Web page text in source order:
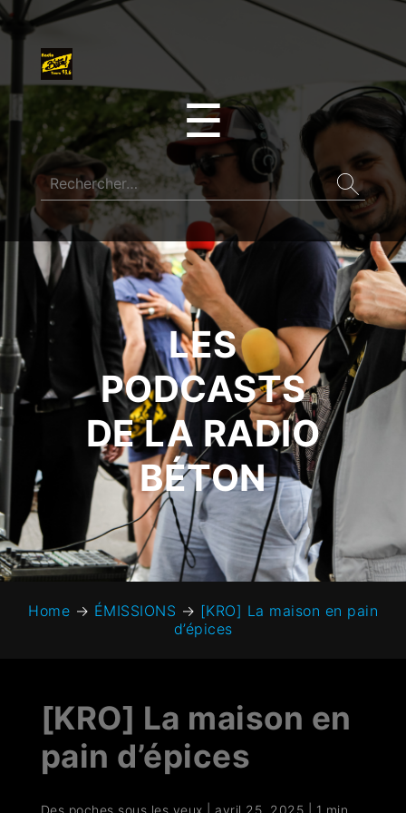
☰
LES
PODCASTS
DE LA RADIO
BÉTON
Home → ÉMISSIONS → [KRO] La maison en pain
d’épices
[KRO] La maison en
pain d’épices